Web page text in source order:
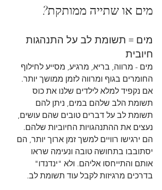
מים או שתייה ממותקת?
מים = תשומת לב על התנהגות
חיובית
מים - מרווה, בריא, מרגיע, מסייע לחילוף
החומרים בגוף ומרווה לזמן ממושך יותר.
אם נקפיד למלא לילדים שלנו את כוס
תשומת הלב שלהם במים, ניתן להם
תשומת לב על דברים טובים שהם עושים,
נעצים את ההתנהגויות החיוביות שלהם.
הם ירגישו רוויים למשך זמן ארוך יותר, הם
יסתובבו בתחושה טובה ונעימה שראו
אותם והתייחסו אליהם. ולא "ינדנדו"
בדרכים מרגיזות לקבל עוד תשומת לב.